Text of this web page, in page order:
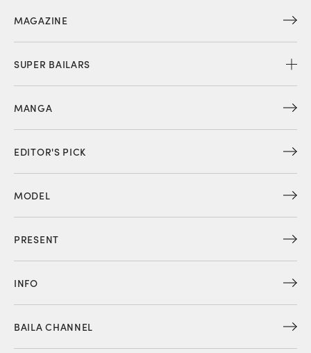
MAGAZINE
SUPER BAILARS
MANGA
EDITOR'S PICK
MODEL
PRESENT
INFO
BAILA CHANNEL